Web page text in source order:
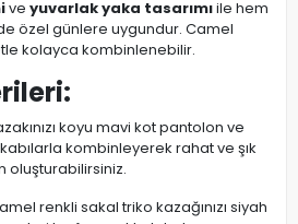
ve yuvarlak yaka tasarımıile hem
özel günlere uygundur. Camel
kolayca kombinlenebilir.
koyu mavi kot pantolon ve
kombinleyerek rahat ve şık
oluşturabilirsiniz.
renkli sakal triko kazağınızı siyah